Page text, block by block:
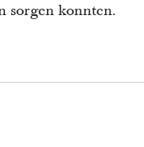
sorgen konnten.